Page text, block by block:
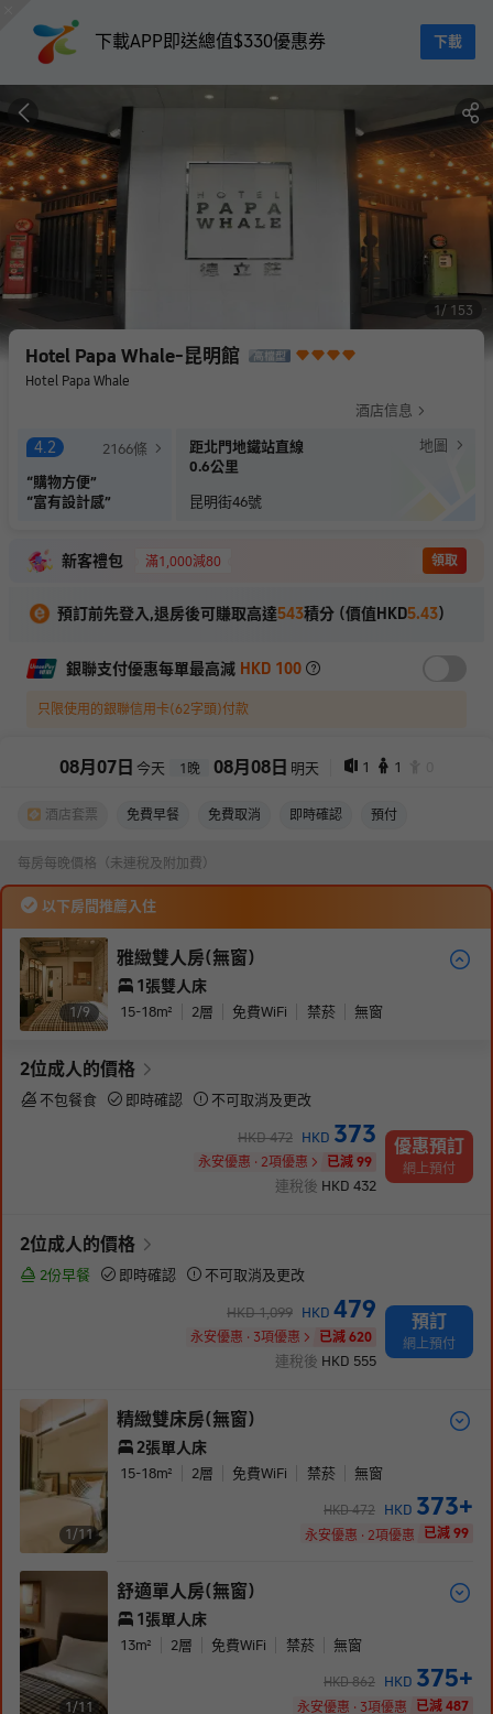
下載APP即送總值$330優惠券 下載
1 153
Hotel Papa Whale-昆明館
Hotel Papa Whale
酒店信息
4.2 2166條
“購物方便”
“富有設計感”
距北門地鐵站直線
0.6公里
地圖
昆明街46號
新客禮包 滿1,000減80 領取
預訂前先登入,退房後可賺取高達543積分 (價值HKD5.43)
銀聯支付優惠每單最高減 HKD 100
只限使用的銀聯信用卡(62字頭)付款
08月 07 日 今天 1 晚 08月 08 日 明天 1 1
酒店套票 免費早餐 免費取消 即時確認 預付
每房每晚價格（未連稅及附加費）
以下房間推薦入住
1/9
雅緻雙人房(無窗)
1張雙人床
15-18m² 2層 免費WiFi 禁菸 無窗
2位成人 的價格
不包餐食 即時確認 不可取消及更改
HKD472 HKD 373
永安優惠 · 2項優惠 已減 99
連稅後 HKD 432
優惠預訂
網上預付
2位成人 的價格
2份早餐 即時確認 不可取消及更改
HKD1,099 HKD 479
永安優惠 · 3項優惠 已減 620
連稅後 HKD 555
預訂
網上預付
1/11
精緻雙床房(無窗)
2張單人床
15-18m² 2層 免費WiFi 禁菸 無窗
HKD472 HKD 373+
永安優惠 · 2項優惠 已減 99
1/11
舒適單人房(無窗)
1張單人床
13m² 2層 免費WiFi 禁菸 無窗
HKD862 HKD 375+
永安優惠 · 3項優惠 已減 487